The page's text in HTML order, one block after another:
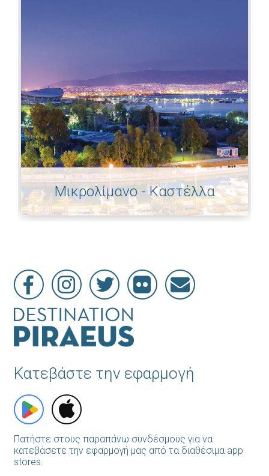
Μικρολίμανο - Καστέλλα
Κατεβάστε την εφαρμογή
Πατήστε στους παραπάνω συνδέσμους για να
κατεβάσετε την εφαρμογή μας από τα διαθέσιμα app
stores.